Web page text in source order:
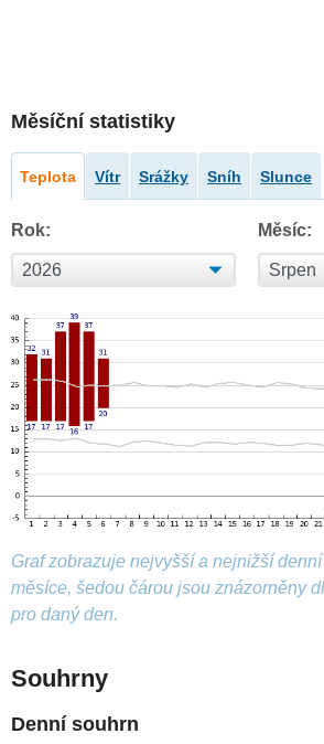
Měsíční statistiky
Teplota Vítr Srážky Sníh Slunce
Rok: Měsíc:
Graf zobrazuje nejvyšší a nejnižší
měsíce, šedou čárou jsou znázorněny
pro daný den.
Souhrny
Denní souhrn